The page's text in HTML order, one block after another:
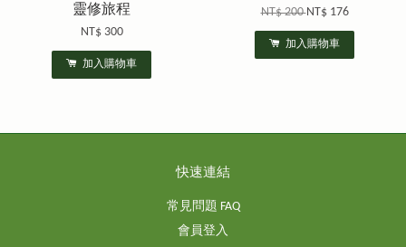
靈修旅程
NT$ 300
加入購物車
NT$ 200NT$ 176
加入購物車
快速連結
常見問題 FAQ
會員登入